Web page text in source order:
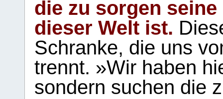
die zu sorgen
dieser Welt ist.
Schranke, die uns
trennt. »Wir haben
sondern suchen die